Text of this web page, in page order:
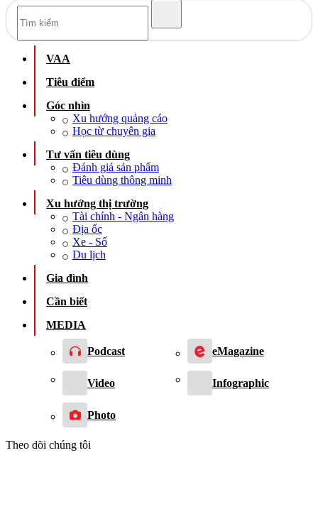
VAA
Tiêu điểm
Góc nhìn
Xu hướng quảng cáo
Học từ chuyên gia
Tư vấn tiêu dùng
Đánh giá sản phẩm
Tiêu dùng thông minh
Xu hướng thị trường
Tài chính - Ngân hàng
Địa ốc
Xe - Số
Du lịch
Gia đình
Cần biết
MEDIA
Podcast eMagazine
Video Infographic
Photo
Theo dõi chúng tôi